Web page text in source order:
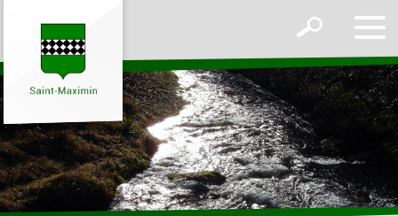
le
Afficher
formulaire
de
recherche